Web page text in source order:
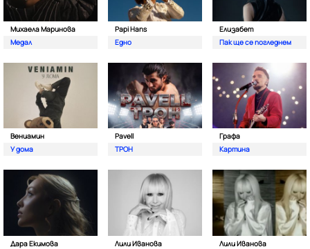
Михаела Маринова
Медал
Papi Hans
Едно
Елизабет
Пак ще се погледнем
Вениамин
У дома
Pavell
ТРОН
Графа
Картина
Дара Екимова
Лили Иванова
Лили Иванова